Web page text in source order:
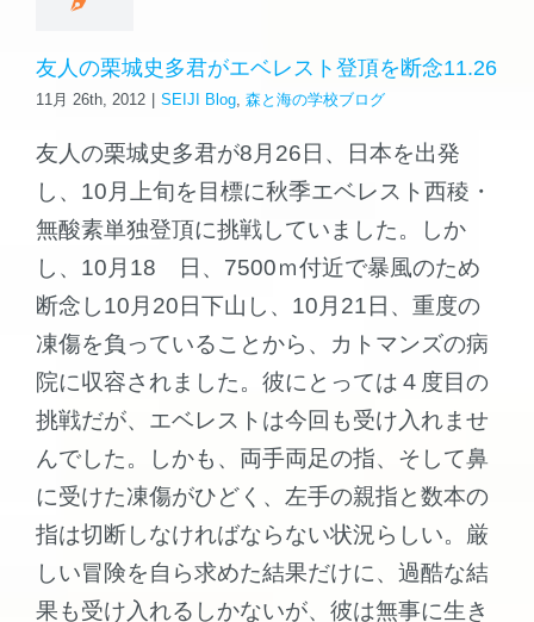
友人の栗城史多君がエベレスト登頂を断念11.26
11月 26th, 2012 SEIJI Blog, 森と海の学校ブログ
友人の栗城史多君が8月26日、日本を出発
し、10月上旬を目標に秋季エベレスト西稜・
無酸素単独登頂に挑戦していました。しか
し、10月18 日、7500ｍ付近で暴風のため
断念し10月20日下山し、10月21日、重度の
凍傷を負っていることから、カトマンズの病
院に収容されました。彼にとっては４度目の
挑戦だが、エベレストは今回も受け入れませ
んでした。しかも、両手両足の指、そして鼻
に受けた凍傷がひどく、左手の親指と数本の
指は切断しなければならない状況らしい。厳
しい冒険を自ら求めた結果だけに、過酷な結
果も受け入れるしかないが、彼は無事に生き